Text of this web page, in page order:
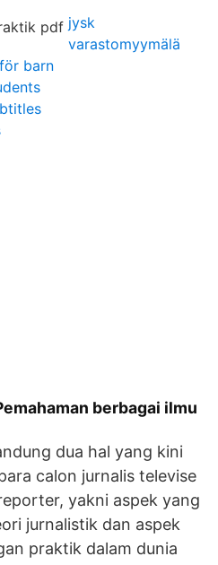
jysk
varastomyymälä
barn
berbagai ilmu
dua hal yang kini
calon jurnalis televise
yakni aspek yang
jurnalistik dan aspek
praktik dalam dunia